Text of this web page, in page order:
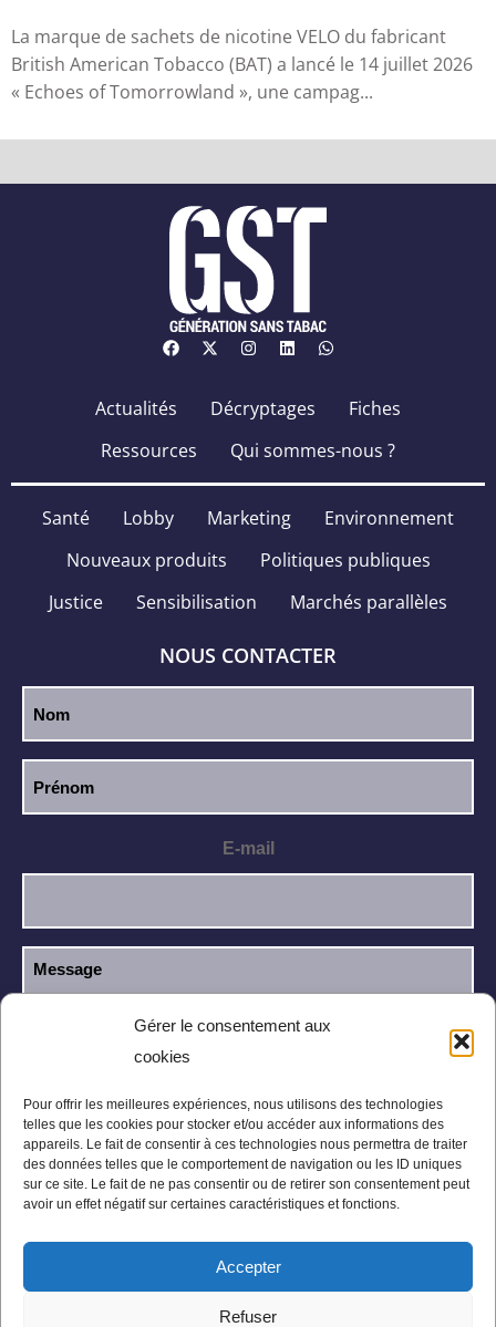
Gérer le consentement aux
cookies
Pour offrir les meilleures expériences, nous utilisons des technologies
telles que les cookies pour stocker et/ou accéder aux informations des
appareils. Le fait de consentir à ces technologies nous permettra de traiter
des données telles que le comportement de navigation ou les ID uniques
sur ce site. Le fait de ne pas consentir ou de retirer son consentement peut
avoir un effet négatif sur certaines caractéristiques et fonctions.
Accepter
Refuser
La marque de sachets de nicotine VELO du fabricant
British American Tobacco (BAT) a lancé le 14 juillet 2026
« Echoes of Tomorrowland », une campag...
Actualités Décryptages
Fiches
Ressources
Qui sommes-nous ?
Santé Lobby Marketing
Environnement
Nouveaux produits
Politiques publiques
Justice
Sensibilisation Marchés parallèles
NOUS CONTACTER
E-mail
confidentialité.
Politique de confidentialité